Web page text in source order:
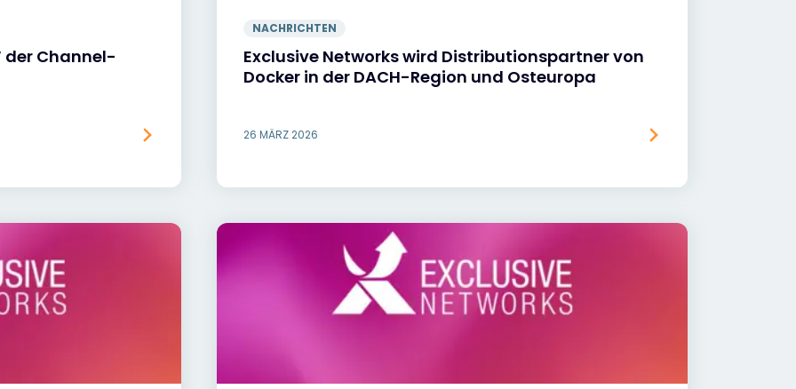
der Channel-
NACHRICHTEN
Exclusive Networks wird Distributionspartner von
Docker in der DACH-Region und Osteuropa
26 MÄRZ 2026